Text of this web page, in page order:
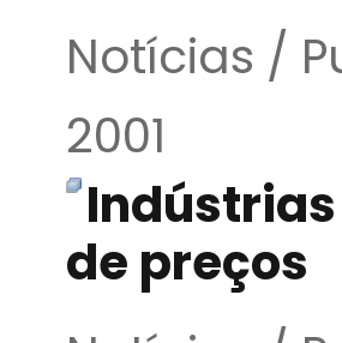
Notícias /
2001
de preços